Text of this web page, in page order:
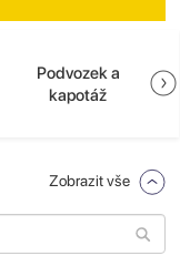
Podvozek a
kapotáž
Zobrazit vše